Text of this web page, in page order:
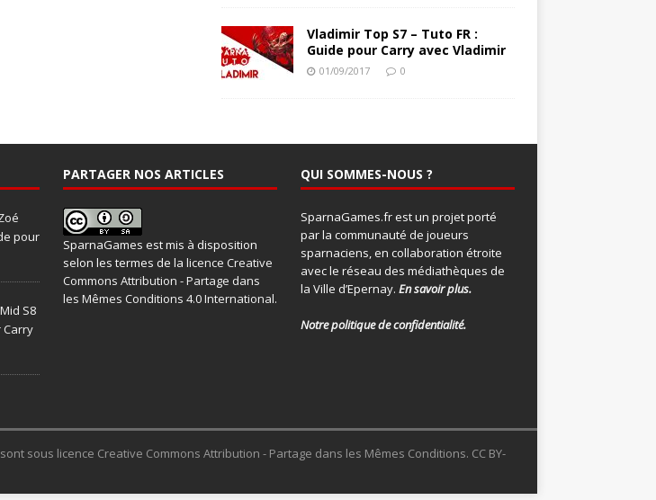
Vladimir Top S7 – Tuto FR :
Guide pour Carry avec Vladimir
01/09/2017 0
pour
S8
Carry
PARTAGER NOS ARTICLES
SparnaGames est mis à disposition
selon les termes de la licence Creative
Commons Attribution - Partage dans
les Mêmes Conditions 4.0 International.
QUI SOMMES-NOUS ?
SparnaGames.fr est un projet porté
par la communauté de joueurs
sparnaciens, en collaboration étroite
avec le réseau des médiathèques de
la Ville d’Epernay. En savoir plus.
Notre politique de confidentialité.
sous licence Creative Commons Attribution - Partage dans les Mêmes Conditions. CC BY-